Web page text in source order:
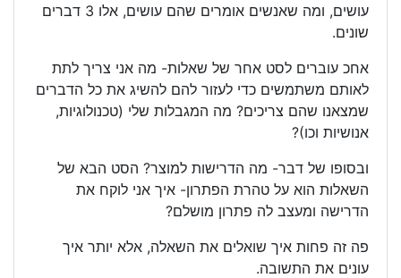
עושים, ומה שאנשים אומרים שהם עושים, אלו 3 דברים
שונים.
אחכ עוברים לסט אחר של שאלות- מה אני צריך לתת
לאותם משתמשים כדי לעזור להם להשיג את כל הדברים
שמצאנו שהם צריכים? מה המגבלות שלי (טכנולוגיות,
אנושיות וכו)?
ובסופו של דבר- מה הדרישות למוצר? הסט הבא של
השאלות הוא על טהרת הפתרון- איך אני לוקח את
הדרישה ומעצב לה פתרון מושלם?
פה זה פחות איך שואלים את השאלה, אלא יותר איך
עונים את התשובה.